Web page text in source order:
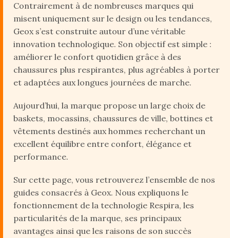
Contrairement à de nombreuses marques qui
misent uniquement sur le design ou les tendances,
Geox s’est construite autour d’une véritable
innovation technologique. Son objectif est simple :
améliorer le confort quotidien grâce à des
chaussures plus respirantes, plus agréables à porter
et adaptées aux longues journées de marche.
Aujourd’hui, la marque propose un large choix de
baskets, mocassins, chaussures de ville, bottines et
vêtements destinés aux hommes recherchant un
excellent équilibre entre confort, élégance et
performance.
Sur cette page, vous retrouverez l’ensemble de nos
guides consacrés à Geox. Nous expliquons le
fonctionnement de la technologie Respira, les
particularités de la marque, ses principaux
avantages ainsi que les raisons de son succès